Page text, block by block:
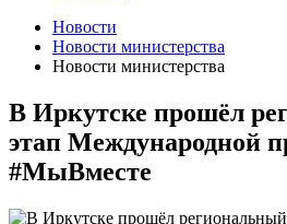
Новости
Новости министерства
Новости министерства
В Иркутске прошёл
этап Международной
#МыВместе